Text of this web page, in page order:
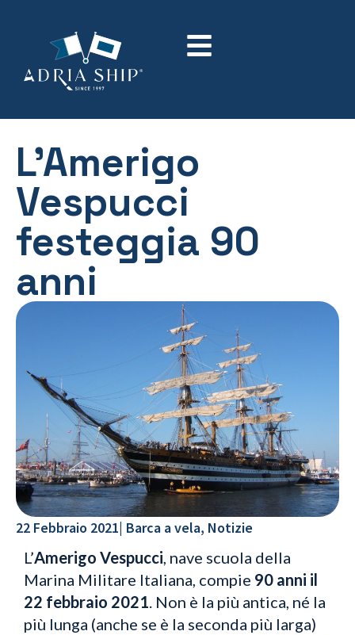
L’Amerigo
Vespucci
festeggia 90
anni
22 Febbraio 2021| Barca a vela, Notizie
L’Amerigo Vespucci, nave scuola della
Marina Militare Italiana, compie 90 anni il
22 febbraio 2021. Non è la più antica, né la
più lunga (anche se è la seconda più larga)